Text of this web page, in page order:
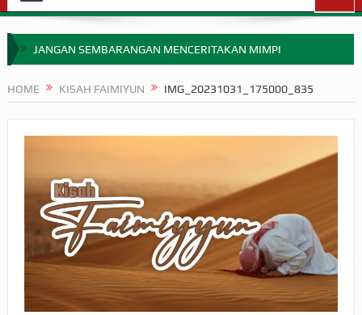
JANGAN SEMBARANGAN MENCERITAKAN MIMPI
HAKIKAT NIKMAT DI DUNIA!
BAGAIMANA CARA MEMBAYAR ZAKAT UANG?
UANG HARAM BISA MENJADI HALAL JIKA SEBAB
KEPEMILIKANNYA BERUBAH
HOME KISAH FAIMIYUN IMG_20231031_175000_835